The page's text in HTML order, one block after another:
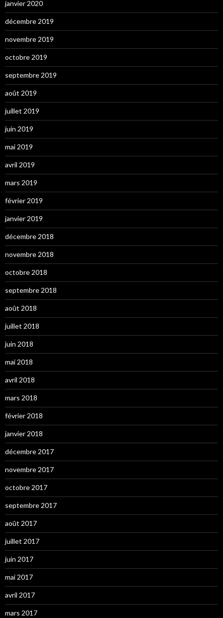
janvier 2020
décembre 2019
novembre 2019
octobre 2019
septembre 2019
août 2019
juillet 2019
juin 2019
mai 2019
avril 2019
mars 2019
février 2019
janvier 2019
décembre 2018
novembre 2018
octobre 2018
septembre 2018
août 2018
juillet 2018
juin 2018
mai 2018
avril 2018
mars 2018
février 2018
janvier 2018
décembre 2017
novembre 2017
octobre 2017
septembre 2017
août 2017
juillet 2017
juin 2017
mai 2017
avril 2017
mars 2017